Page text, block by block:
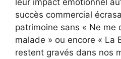
succès commercial
patrimoine sans « Ne me
malade » ou encore « La
restent gravés dans nos